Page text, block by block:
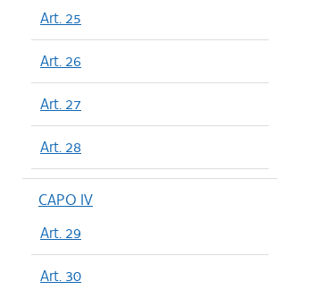
Art. 25
Art. 26
Art. 27
Art. 28
CAPO IV
Art. 29
Art. 30